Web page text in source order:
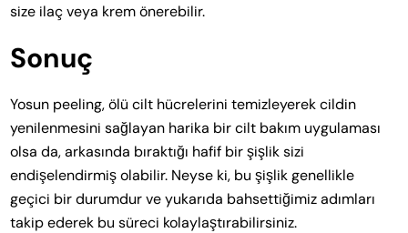
size ilaç veya krem önerebilir.
Sonuç
Yosun peeling, ölü cilt hücrelerini temizleyerek cildin
yenilenmesini sağlayan harika bir cilt bakım uygulaması
olsa da, arkasında bıraktığı hafif bir şişlik sizi
endişelendirmiş olabilir. Neyse ki, bu şişlik genellikle
geçici bir durumdur ve yukarıda bahsettiğimiz adımları
takip ederek bu süreci kolaylaştırabilirsiniz.